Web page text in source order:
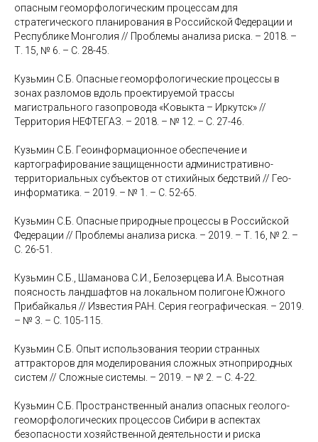
опасным геоморфологическим процессам для
стратегического планирования в Российской Федерации и
Республике Монголия // Проблемы анализа риска. – 2018. –
Т. 15, № 6. – С. 28-45.
Кузьмин С.Б. Опасные геоморфологические процессы в
зонах разломов вдоль проектируемой трассы
магистрального газопровода «Ковыкта – Иркутск» //
Территория НЕФТЕГАЗ. – 2018. – № 12. – С. 27-46.
Кузьмин C.Б. Геоинформационное обеспечение и
картографирование защищенности административно-
территориальных субъектов от стихийных бедствий // Гео-
информатика. – 2019. – № 1. – С. 52-65.
Кузьмин С.Б. Опасные природные процессы в Российской
Федерации // Проблемы анализа риска. – 2019. – Т. 16, № 2. –
С. 26-51.
Кузьмин С.Б., Шаманова С.И., Белозерцева И.А. Высотная
поясность ландшафтов на локальном полигоне Южного
Прибайкалья // Известия РАН. Серия географическая. – 2019.
– № 3. – С. 105-115.
Кузьмин С.Б. Опыт использования теории странных
аттракторов для моделирования сложных этноприродных
систем // Сложные системы. – 2019. – № 2. – С. 4-22.
Кузьмин С.Б. Пространственный анализ опасных геолого-
геоморфологических процессов Сибири в аспектах
безопасности хозяйственной деятельности и риска